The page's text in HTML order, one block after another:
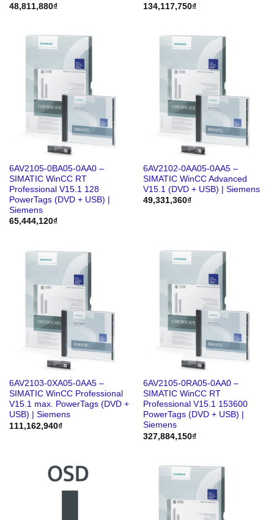
48,811,880₫
134,117,750₫
6AV2105-0BA05-0AA0 –
SIMATIC WinCC RT
Professional V15.1 128
PowerTags (DVD + USB) |
Siemens
65,444,120₫
6AV2102-0AA05-0AA5 –
SIMATIC WinCC Advanced
V15.1 (DVD + USB) | Siemens
49,331,360₫
6AV2103-0XA05-0AA5 –
SIMATIC WinCC Professional
V15.1 max. PowerTags (DVD +
USB) | Siemens
111,162,940₫
6AV2105-0RA05-0AA0 –
SIMATIC WinCC RT
Professional V15.1 153600
PowerTags (DVD + USB) |
Siemens
327,884,150₫